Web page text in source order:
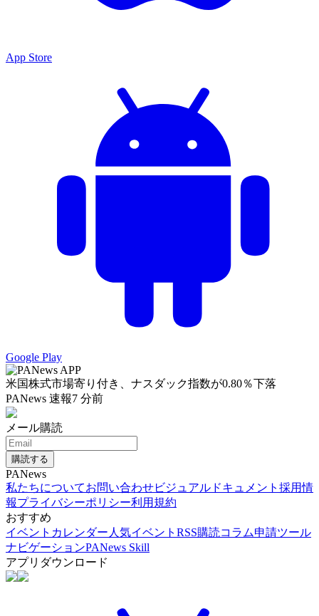
App Store
Google Play
米国株式市場寄り付き、ナスダック指数が0.80％下落
PANews 速報7 分前
メール購読
購読する
PANews
私たちについてお問い合わせビジュアルドキュメント 採用情
報プライバシーポリシー利用規約
おすすめ
イベントカレンダー 人気イベント RSS購読コラム申請ツール
ナビゲーションPANews Skill
アプリダウンロード